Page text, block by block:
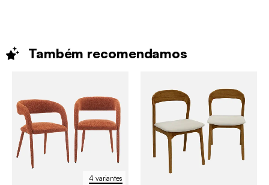
Também recomendamos
4 variantes